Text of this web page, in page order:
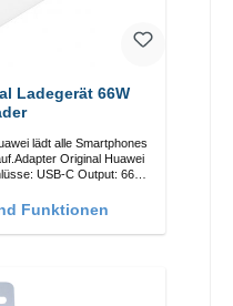
Ladegerät 66W
lädt alle Smartphones
Original Huawei
Funktionen